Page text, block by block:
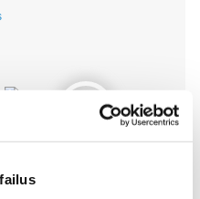
Iepazīstamies -
Gaidības